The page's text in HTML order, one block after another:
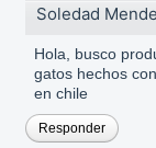
Soledad
Hola, busco
gatos hechos
en chile
Responder